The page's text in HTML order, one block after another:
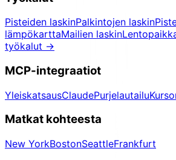
Pisteiden laskinPalkintojen laskin
lämpökarttaMailien laskin
työkalut →
MCP-integraatiot
YleiskatsausClaudePurjelautailu
Matkat kohteesta
New YorkBostonSeattleFrankfurt